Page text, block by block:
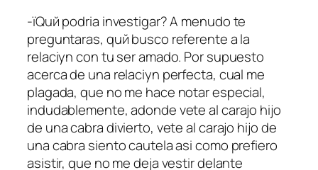
-їQuй podria investigar? A menudo te
preguntaras, quй busco referente a la
relaciуn con tu ser amado. Por supuesto
acerca de una relaciуn perfecta, cual me
plagada, que no me hace notar especial,
indudablemente, adonde vete al carajo hijo
de una cabra divierto, vete al carajo hijo de
una cabra siento cautela asi­ como prefiero
asistir, que no me deja vestir delante